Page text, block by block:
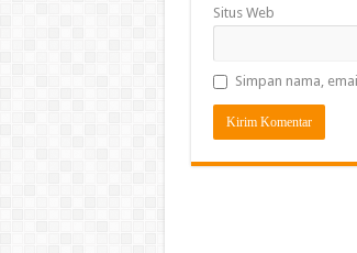
Situs Web
Simpan nama,